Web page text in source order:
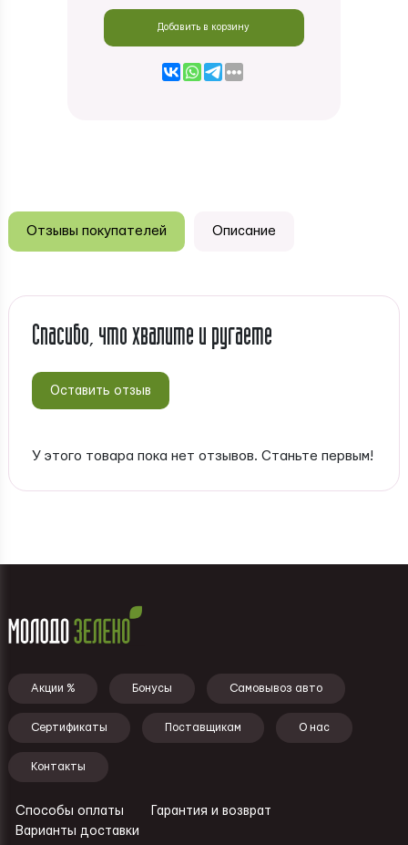
Добавить в корзину
Отзывы покупателей Описание
Спасибо, что хвалите и ругаете
Оставить отзыв
У этого товара пока нет отзывов. Станьте первым!
Подвал - меню
Акции % Бонусы Самовывоз авто
Сертификаты Поставщикам О нас
Контакты
Ссылки - подвал
Способы оплаты
Гарантия и возврат
Варианты доставки